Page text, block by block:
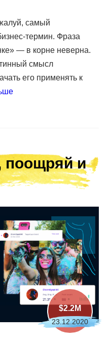
самый
термин. Фраза
— в корне неверна.
смысл
его применять к
поощряй и
$2.2M
23.12.2020